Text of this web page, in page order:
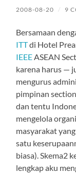
2008-08-20 / 9
Bersamaan
ITTdi Hotel
IEEE ASEAN
karena harus —
mengurus
pimpinan
dan tentu
mengelola
masyarakat
satu
biasa). Skema2
lengkap aku